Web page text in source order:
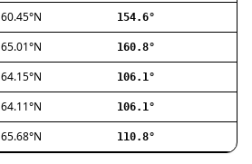
Herlev
Hvidovre
Høje-Taastrup
Ishøj
Jyllinge
Lillerød
Lyngby
60.45°N 154.6°
65.01°N 160.8°
64.15°N 106.1°
64.11°N 106.1°
65.68°N 110.8°